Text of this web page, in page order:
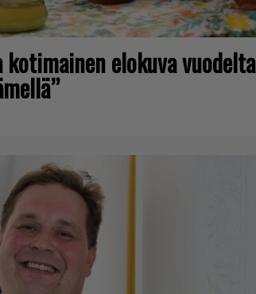
kotimainen elokuva vuodelta